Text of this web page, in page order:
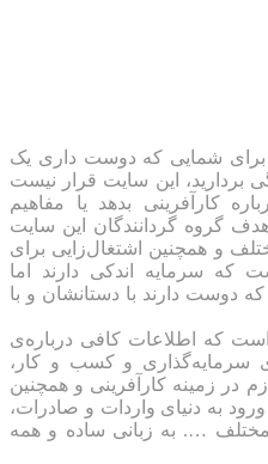
برای شمایی که دوست داری یک
بردارید، این سایت قرار نیست
کارآفرینی بدهد یا مفاهیم
هدف گروه گردانندگان این سایت
و همچنین اشتغال‌زایی برای
که سرمایه اندکی دارند اما
دوست دارند با دستانشان و با
است که ‌اطلاعات کافی درباره‌ی
سرمایه‌گذاری و کسب و کار،
در زمینه کارآفرینی و همچنین
به دنیای واردات و صادرات،
…. به زبانی ساده و همه